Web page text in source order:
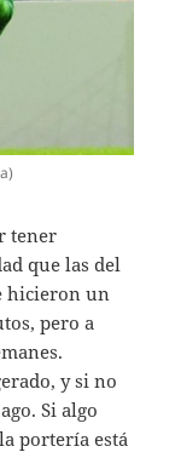
tener
que las del
hicieron un
pero a
y si no
Si algo
portería está